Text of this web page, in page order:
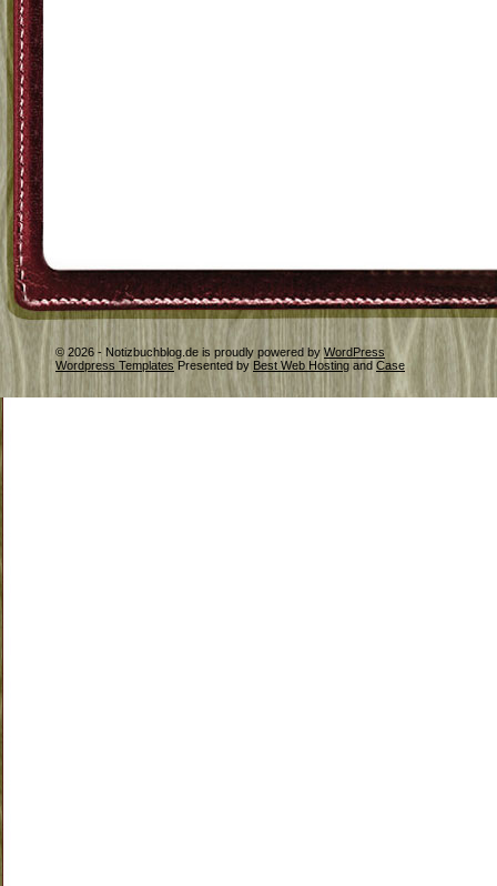
© 2026 - Notizbuchblog.de is proudly powered by WordPress
Wordpress Templates Presented by Best Web Hosting and Case